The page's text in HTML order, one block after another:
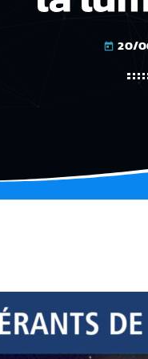
today 20/